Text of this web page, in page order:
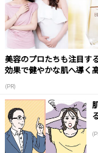
美容のプロたちも注目す
効果で健やかな肌へ導く
(PR)